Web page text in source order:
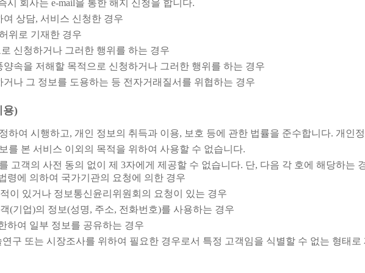
시 회사는 e-mail을 통한 해지 신청을 합니다.
상담, 서비스 신청한 경우
위로 기재한 경우
신청하거나 그러한 행위를 하는 경우
속을 저해할 목적으로 신청하거나 그러한 행위를 하는 경우
나 그 정보를 도용하는 등 전자거래질서를 위협하는 경우
용)
하여 시행하고, 개인 정보의 취득과 이용, 보호 등에 관한 법률을 준수합니다. 개인
를 본 서비스 이외의 목적을 위하여 사용할 수 없습니다.
고객의 사전 동의 없이 제 3자에게 제공할 수 없습니다. 단, 다음 각 호에 해당하는
령에 의하여 국가기관의 요청에 의한 경우
이 있거나 정보통신윤리위원회의 요청이 있는 경우
(기업)의 정보(성명, 주소, 전화번호)를 사용하는 경우
하여 일부 정보를 공유하는 경우
구 또는 시장조사를 위하여 필요한 경우로서 특정 고객임을 식별할 수 없는 형태로